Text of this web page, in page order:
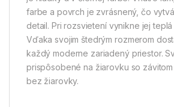
farbe a povrch je zvrásnený, čo
detail. Pri rozsvietení vynikne jej teplá
Vďaka svojim štedrým rozmerom
každý moderne zariadený priestor.
prispôsobené na žiarovku so
bez žiarovky.